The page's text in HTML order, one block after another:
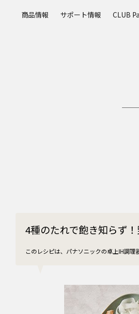
商品情報 サポート情報 CLUB
4種のたれで飽き知らず
このレシピは、パナソニックの卓上IH調理